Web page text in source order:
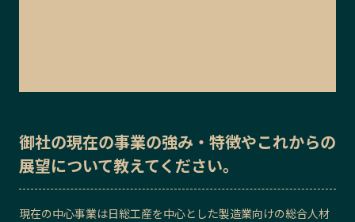
御社の現在の事業の強み・特徴やこれからの
展望について教えてください。
現在の中心事業は日総工産を中心とした製造業向けの総合人材